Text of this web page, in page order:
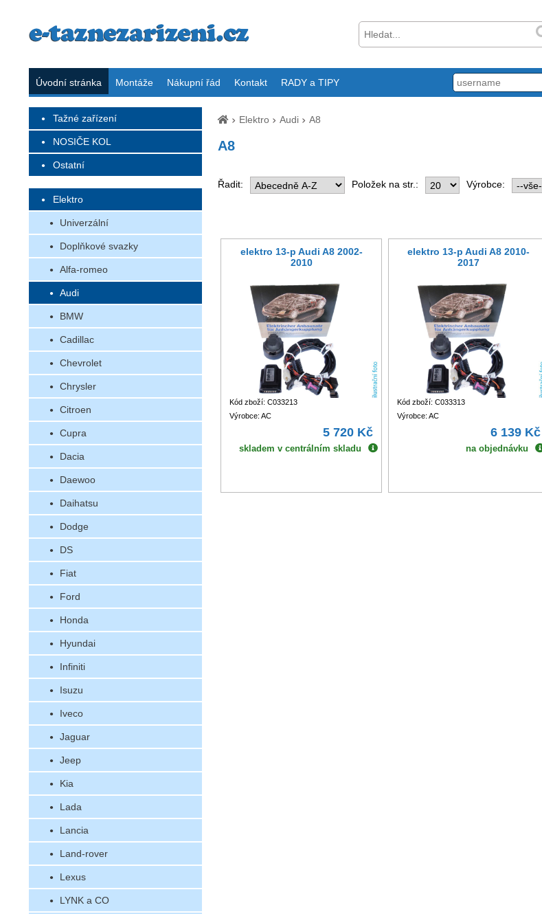
Úvodní stránka Montáže Nákupní řád Kontakt RADY a TIPY
Tažné zařízení
NOSIČE KOL
Ostatní
Elektro
Univerzální
Doplňkové svazky
Alfa-romeo
Audi
BMW
Cadillac
Chevrolet
Chrysler
Citroen
Cupra
Dacia
Daewoo
Daihatsu
Dodge
DS
Fiat
Ford
Honda
Hyundai
Infiniti
Isuzu
Iveco
Jaguar
Jeep
Kia
Lada
Lancia
Land-rover
Lexus
LYNK a CO
Elektro Audi A8
A8
Řadit: Položek na str.: Výrobce:
elektro 13-p Audi A8 2002-
2010
Kód zboží: C033213
Výrobce: AC
5 720 Kč
skladem v centrálním skladu
elektro 13-p Audi A8 2010-
2017
Kód zboží: C033313
Výrobce: AC
6 139 Kč
na objednávku